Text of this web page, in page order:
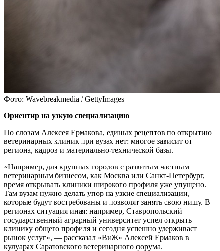
Фото: Wavebreakmedia / GettyImages
Ориентир на узкую специализацию
По словам Алексея Ермакова, единых рецептов по открытию
ветеринарных клиник при вузах нет: многое зависит от
региона, кадров и материально-технической базы.
«Например, для крупных городов с развитым частным
ветеринарным бизнесом, как Москва или Санкт-Петербург,
время открывать клиники широкого профиля уже упущено.
Там вузам нужно делать упор на узкие специализации,
которые будут востребованы и позволят занять свою нишу. В
регионах ситуация иная: например, Ставропольский
государственный аграрный университет успел открыть
клинику общего профиля и сегодня успешно удерживает
рынок услуг», — рассказал «ВиЖ» Алексей Ермаков в
кулуарах Саратовского ветеринарного форума.